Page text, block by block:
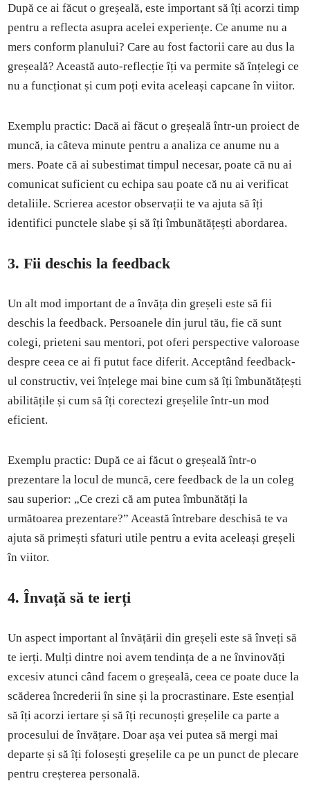
După ce ai făcut o greșeală, este important să îți acorzi timp
pentru a reflecta asupra acelei experiențe. Ce anume nu a
mers conform planului? Care au fost factorii care au dus la
greșeală? Această auto-reflecție îți va permite să înțelegi ce
nu a funcționat și cum poți evita aceleași capcane în viitor.
Exemplu practic: Dacă ai făcut o greșeală într-un proiect de
muncă, ia câteva minute pentru a analiza ce anume nu a
mers. Poate că ai subestimat timpul necesar, poate că nu ai
comunicat suficient cu echipa sau poate că nu ai verificat
detaliile. Scrierea acestor observații te va ajuta să îți
identifici punctele slabe și să îți îmbunătățești abordarea.
3. Fii deschis la feedback
Un alt mod important de a învăța din greșeli este să fii
deschis la feedback. Persoanele din jurul tău, fie că sunt
colegi, prieteni sau mentori, pot oferi perspective valoroase
despre ceea ce ai fi putut face diferit. Acceptând feedback-
ul constructiv, vei înțelege mai bine cum să îți îmbunătățești
abilitățile și cum să îți corectezi greșelile într-un mod
eficient.
Exemplu practic: După ce ai făcut o greșeală într-o
prezentare la locul de muncă, cere feedback de la un coleg
sau superior: „Ce crezi că am putea îmbunătăți la
următoarea prezentare?” Această întrebare deschisă te va
ajuta să primești sfaturi utile pentru a evita aceleași greșeli
în viitor.
4. Învață să te ierți
Un aspect important al învățării din greșeli este să înveți să
te ierți. Mulți dintre noi avem tendința de a ne învinovăți
excesiv atunci când facem o greșeală, ceea ce poate duce la
scăderea încrederii în sine și la procrastinare. Este esențial
să îți acorzi iertare și să îți recunoști greșelile ca parte a
procesului de învățare. Doar așa vei putea să mergi mai
departe și să îți folosești greșelile ca pe un punct de plecare
pentru creșterea personală.